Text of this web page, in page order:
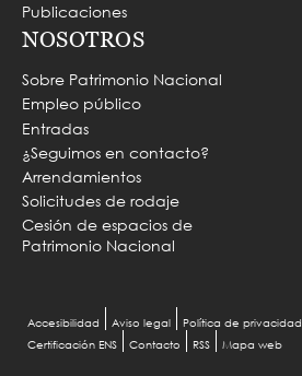
Publicaciones
NOSOTROS
Sobre Patrimonio Nacional
Empleo público
Entradas
¿Seguimos en contacto?
Arrendamientos
Solicitudes de rodaje
Cesión de espacios de
Patrimonio Nacional
Menu
Accesibilidad Aviso legal Política de privacidad
Certificación ENS
Contacto RSS Mapa web